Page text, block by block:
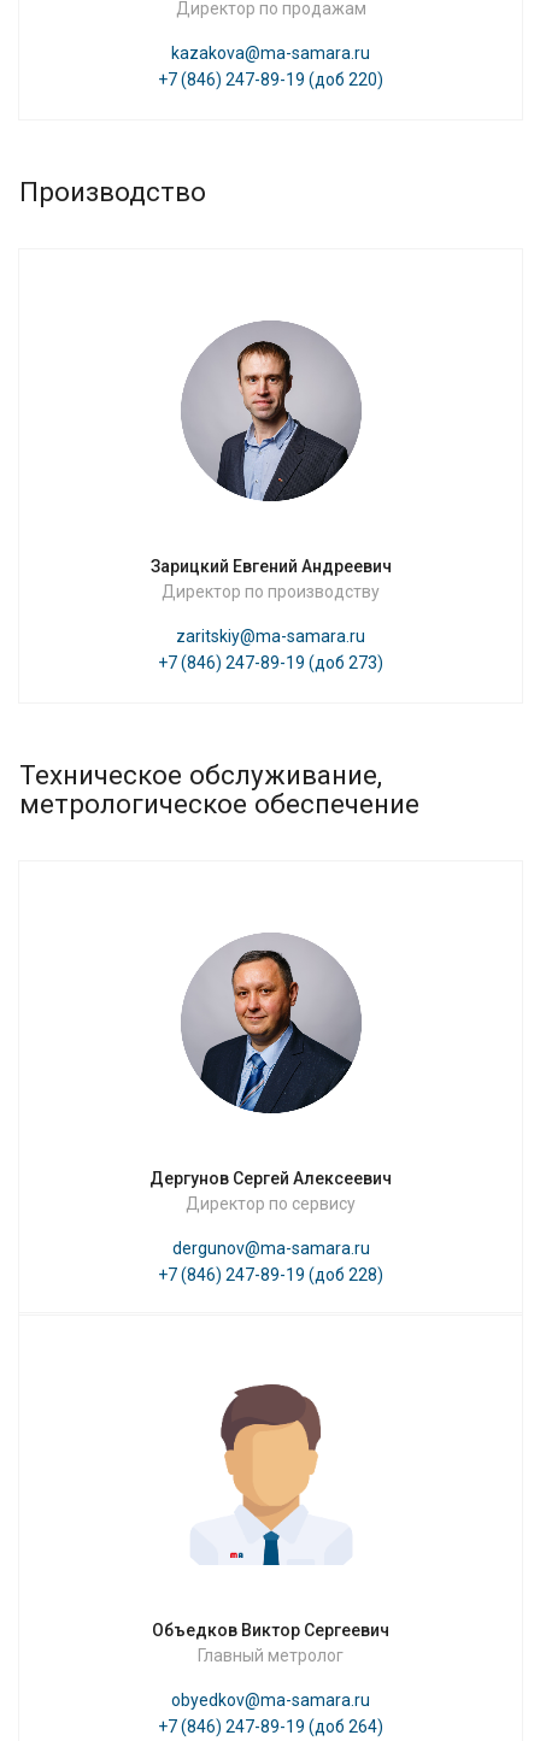
Директор по продажам
kazakova@ma-samara.ru
+7 (846) 247-89-19 (доб 220)
Производство
Зарицкий Евгений Андреевич
Директор по производству
zaritskiy@ma-samara.ru
+7 (846) 247-89-19 (доб 273)
Техническое обслуживание,
метрологическое обеспечение
Дергунов Сергей Алексеевич
Директор по сервису
dergunov@ma-samara.ru
+7 (846) 247-89-19 (доб 228)
Объедков Виктор Сергеевич
Главный метролог
obyedkov@ma-samara.ru
+7 (846) 247-89-19 (доб 264)